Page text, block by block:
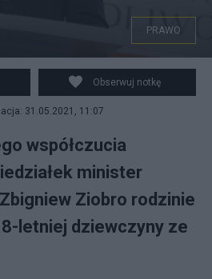
Zbigniew Ziobro. Fot. PAP
PRAWO
Obserwuj notkę
31.05.2021, 11:07
współczucia
minister
Ziobro rodzinie
letniej dziewczyny ze